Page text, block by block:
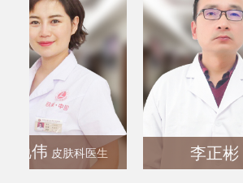
皮肤科医生 李正彬